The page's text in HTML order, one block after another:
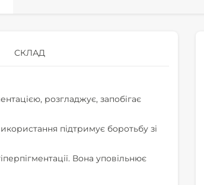
СКЛАД
розгладжує, запобігає
підтримує боротьбу зі
Вона уповільнює